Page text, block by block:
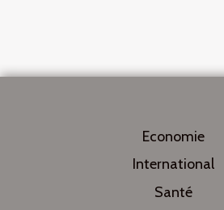
Economie
International
Santé